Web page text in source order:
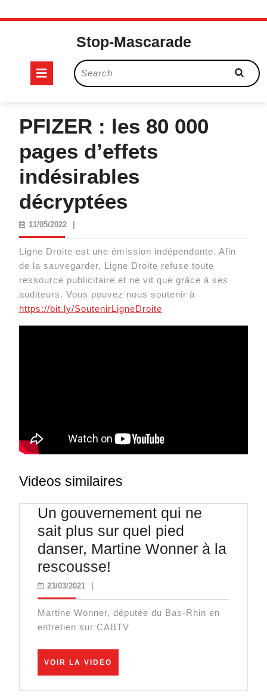
Skip
Stop-Mascarade
Open
Search
for:
PFIZER : les 80 000
pages d’effets
indésirables
décryptées
11/05/202211/05/2022
Ligne Droite est une émission indépendante. Afin
de la sauvegarder, Ligne Droite refuse toute
ressource publicitaire et ne vit que grâce à ses
auditeurs. Vous pouvez nous soutenir à
https://bit.ly/SoutenirLigneDroite
Videos similaires
Un gouvernement qui ne
sait plus sur quel pied
danser, Martine Wonner à la
rescousse!
qui
ne
sur
quel
23/03/202123/03/2021
Martine Wonner, députée du Bas-Rhin en
entretien sur CABTV
VOIR LA VIDEO